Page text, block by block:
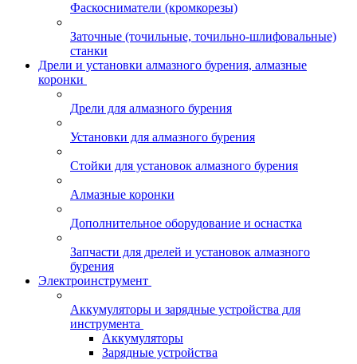
Фаскосниматели (кромкорезы)
Заточные (точильные, точильно-шлифовальные)
станки
Дрели и установки алмазного бурения, алмазные
коронки
Дрели для алмазного бурения
Установки для алмазного бурения
Стойки для установок алмазного бурения
Алмазные коронки
Дополнительное оборудование и оснастка
Запчасти для дрелей и установок алмазного
бурения
Электроинструмент
Аккумуляторы и зарядные устройства для
инструмента
Аккумуляторы
Зарядные устройства